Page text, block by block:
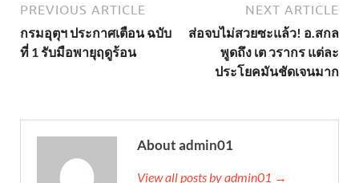
PREVIOUS ARTICLE
กรมอุตุฯ ประกาศเตือน ฉบับ
ที่ 1 รับมือพายุฤดูร้อน
NEXT ARTICLE
ส่อจบไม่สวยซะแล้ว! อ.สกล
พูดถึง เต วรากร แต่ละ
ประโยคมันชัดเจนมาก
About admin01
View all posts by admin01 →